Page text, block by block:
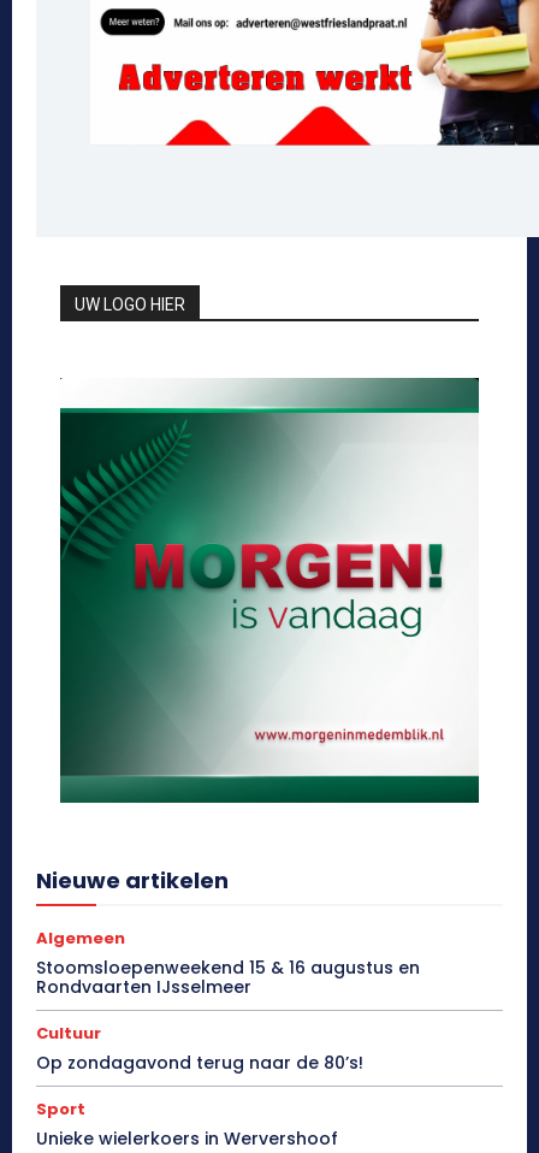
UW LOGO HIER
Nieuwe artikelen
Algemeen
Stoomsloepenweekend 15 & 16 augustus en
Rondvaarten IJsselmeer
Cultuur
Op zondagavond terug naar de 80’s!
Sport
Unieke wielerkoers in Wervershoof